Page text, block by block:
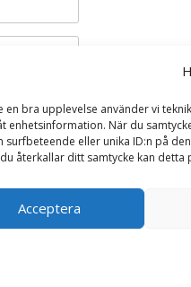
en bra upplevelse använder vi
enhetsinformation. När du
surfbeteende eller unika ID:n på
återkallar ditt samtycke kan detta
Acceptera
i denna webbläsare till